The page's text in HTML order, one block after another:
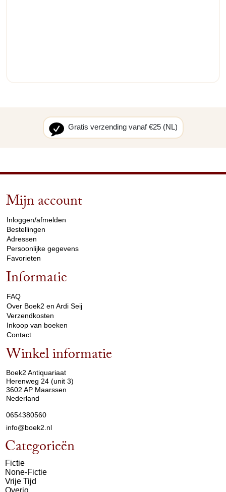
Gratis verzending vanaf €25 (NL)
Mijn account
Inloggen/afmelden
Bestellingen
Adressen
Persoonlijke gegevens
Favorieten
Informatie
FAQ
Over Boek2 en Ardi Seij
Verzendkosten
Inkoop van boeken
Contact
Winkel informatie
Boek2 Antiquariaat
Herenweg 24 (unit 3)
3602 AP Maarssen
Nederland
0654380560
info@boek2.nl
Categorieën
Fictie
None-Fictie
Vrije Tijd